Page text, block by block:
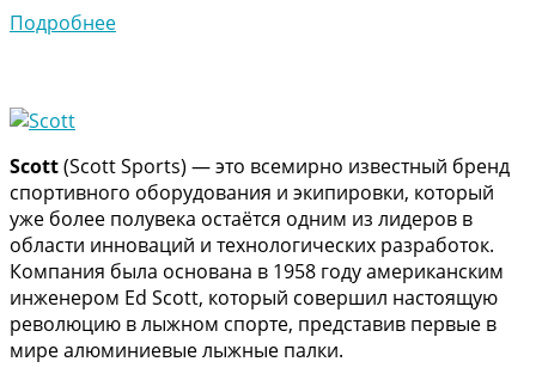
Подробнее
Scott(Scott Sports) — это всемирно известный бренд
спортивного оборудования и экипировки, который
уже более полувека остаётся одним из лидеров в
области инноваций и технологических разработок.
Компания была основана в 1958 году американским
инженером Ed Scott, который совершил настоящую
революцию в лыжном спорте, представив первые в
мире алюминиевые лыжные палки.